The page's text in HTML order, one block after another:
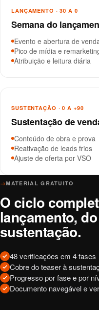
LANÇAMENTO · 30 A 0
Semana do
Evento e abertura de
Pico de mídia e
Atribuição e leitura diária
SUSTENTAÇÃO · 0 A +90
Sustentação de
Conteúdo de obra e prova
Reativação de leads frios
Ajuste de oferta por VSO
→MATERIAL GRATUITO
O ciclo
lançamento,
sustentação.
48 verificações em 4 fases
Cobre do teaser à
Progresso por fase e por
Documento navegável e